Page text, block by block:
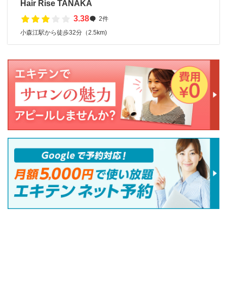
Hair Rise TANAKA
3.38
2件
小森江駅から徒歩32分（2.5km)